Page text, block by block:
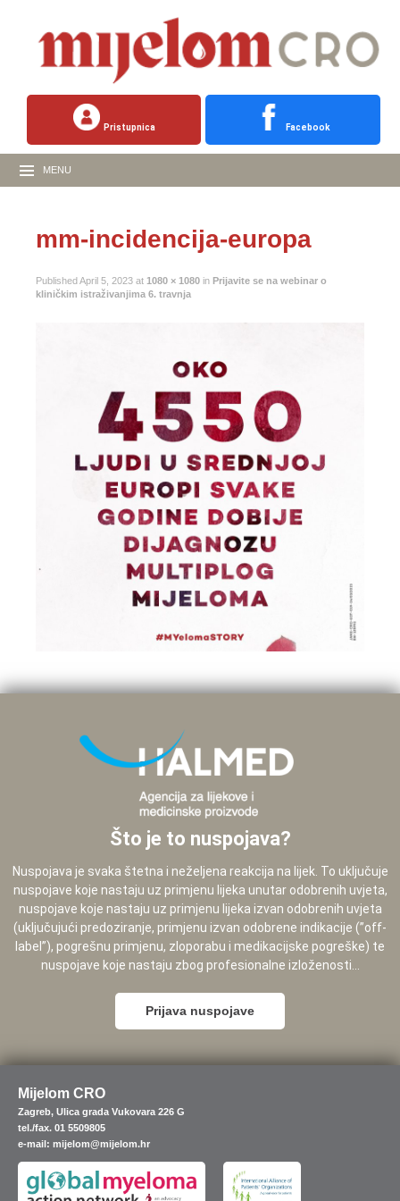
Pristupnica Facebook
MENU
mm-incidencija-europa
PublishedApril 5, 2023 at 1080 × 1080 in Prijavite se na webinar o
kliničkim istraživanjima 6. travnja
Što je to nuspojava?
Nuspojava je svaka štetna i neželjena reakcija na lijek. To uključuje
nuspojave koje nastaju uz primjenu lijeka unutar odobrenih uvjeta,
nuspojave koje nastaju uz primjenu lijeka izvan odobrenih uvjeta
(uključujući predoziranje, primjenu izvan odobrene indikacije (”off-
label”), pogrešnu primjenu, zloporabu i medikacijske pogreške) te
nuspojave koje nastaju zbog profesionalne izloženosti...
Prijava nuspojave
Mijelom CRO
Zagreb, Ulica grada Vukovara 226 G
tel./fax. 01 5509805
e-mail: mijelom@mijelom.hr